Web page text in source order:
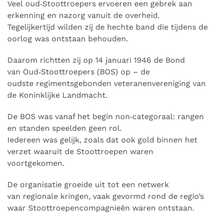
Veel oud‑Stoottroepers ervoeren een gebrek aan
erkenning en nazorg vanuit de overheid.
Tegelijkertijd wilden zij de hechte band die tijdens de
oorlog was ontstaan behouden.
Daarom richtten zij op 14 januari 1946 de Bond
van Oud‑Stoottroepers (BOS) op – de
oudste regimentsgebonden veteranenvereniging van
de Koninklijke Landmacht.
De BOS was vanaf het begin non‑categoraal: rangen
en standen speelden geen rol.
Iedereen was gelijk, zoals dat ook gold binnen het
verzet waaruit de Stoottroepen waren
voortgekomen.
De organisatie groeide uit tot een netwerk
van regionale kringen, vaak gevormd rond de regio’s
waar Stoottroepencompagnieën waren ontstaan.